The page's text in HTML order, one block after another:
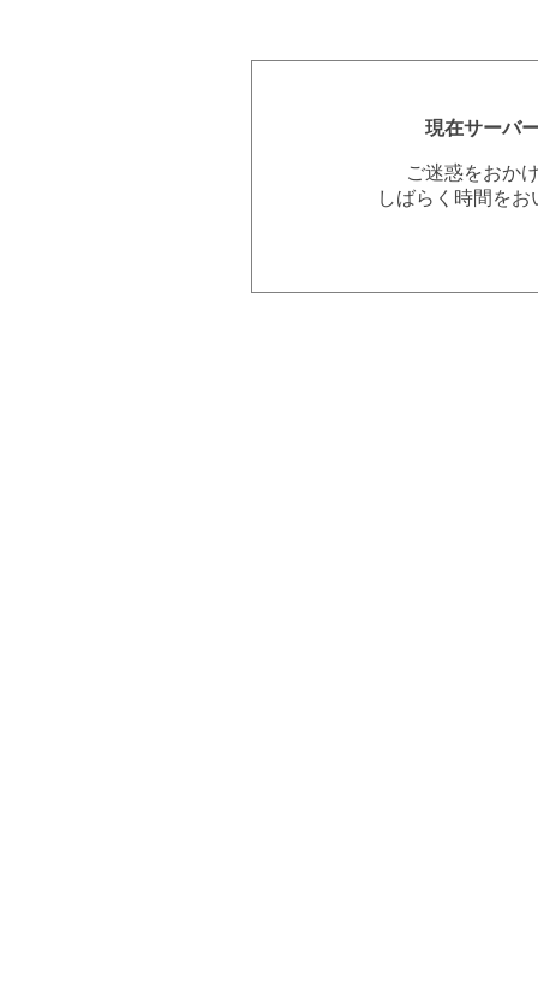
現在サーバ
ご迷惑をおか
しばらく時間を